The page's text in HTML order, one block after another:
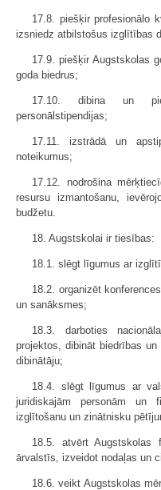
17.8. piešķir profesionālo
izsniedz atbilstošus izglītības
17.9. piešķir Augstskolas
goda biedrus;
17.10. dibina un
personālstipendijas;
17.11. izstrādā un
noteikumus;
17.12. nodrošina
resursu izmantošanu,
budžetu.
18. Augstskolai ir tiesības:
18.1. slēgt līgumus ar
18.2. organizēt
un sanāksmes;
18.3. darboties
projektos, dibināt biedrības
dibinātāju;
18.4. slēgt līgumus ar
juridiskajām personām un
izglītošanu un zinātnisku
18.5. atvērt Augstskolas
ārvalstīs, izveidot nodaļas un
18.6. veikt Augstskolas